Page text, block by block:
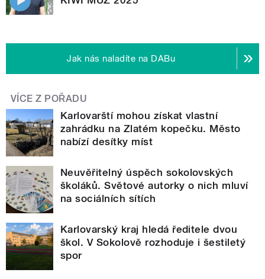
Jak nás naladíte na DABu
VÍCE Z POŘADU
Karlovarští mohou získat vlastní
zahrádku na Zlatém kopečku. Město
nabízí desítky míst
Neuvěřitelný úspěch sokolovských
školáků. Světové autorky o nich mluví
na sociálních sítích
Karlovarský kraj hledá ředitele dvou
škol. V Sokolově rozhoduje i šestiletý
spor